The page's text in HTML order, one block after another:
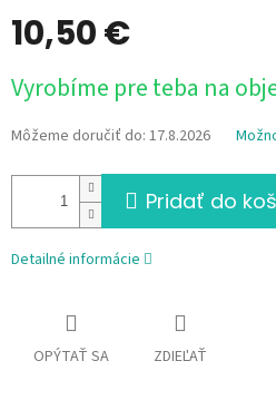
10,50 €
cena:
Vyrobíme pre teba na
Môžeme doručiť do: 17.8.2026
Pridať do
Detailné informácie
OPÝTAŤ SA ZDIEĽAŤ